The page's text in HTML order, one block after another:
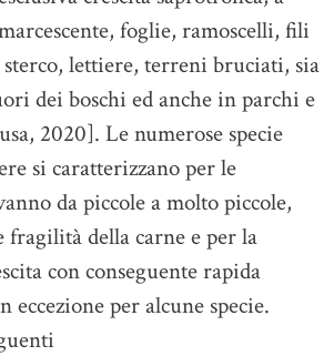
foglie, ramoscelli, fili
sterco, lettiere, terreni bruciati, sia
dei boschi ed anche in parchi e
2020]. Le numerose specie
si caratterizzano per le
da piccole a molto piccole,
fragilità della carne e per la
con conseguente rapida
eccezione per alcune specie.